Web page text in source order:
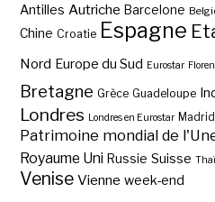
Antilles Autriche Barcelone
Chine Croatie Espagne
Nord Europe du Sud Eurostar
Bretagne Grèce Guadeloupe
Londres Londres en Eurostar Madrid
Patrimoine mondial de
Royaume Uni Russie Suisse
Venise Vienne week-end